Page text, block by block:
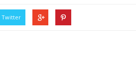
Twitter